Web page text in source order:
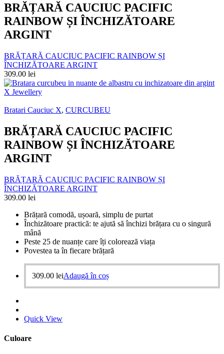
BRĂȚARĂ CAUCIUC PACIFIC
RAINBOW ȘI ÎNCHIZĂTOARE
ARGINT
BRĂȚARĂ CAUCIUC PACIFIC RAINBOW ȘI
ÎNCHIZĂTOARE ARGINT
309.00 lei
Bratari Cauciuc X, CURCUBEU
BRĂȚARĂ CAUCIUC PACIFIC
RAINBOW ȘI ÎNCHIZĂTOARE
ARGINT
BRĂȚARĂ CAUCIUC PACIFIC RAINBOW ȘI
ÎNCHIZĂTOARE ARGINT
309.00 lei
Brățară comodă, ușoară, simplu de purtat
Închizătoare practică: te ajută să închizi brățara cu o singură
mână
Peste 25 de nuanțe care îți colorează viața
Povestea ta în fiecare brățară
309.00 leiAdaugă în coș
Quick View
Culoare